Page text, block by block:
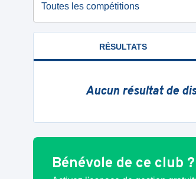
Toutes les compétitions
RÉSULTATS
Aucun résultat de
Bénévole de ce club ?